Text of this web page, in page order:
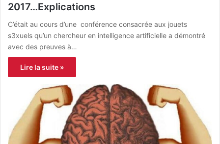
2017…Explications
C’était au cours d’une conférence consacrée aux jouets
s3xuels qu’un chercheur en intelligence artificielle a démontré
avec des preuves à…
Lire la suite »